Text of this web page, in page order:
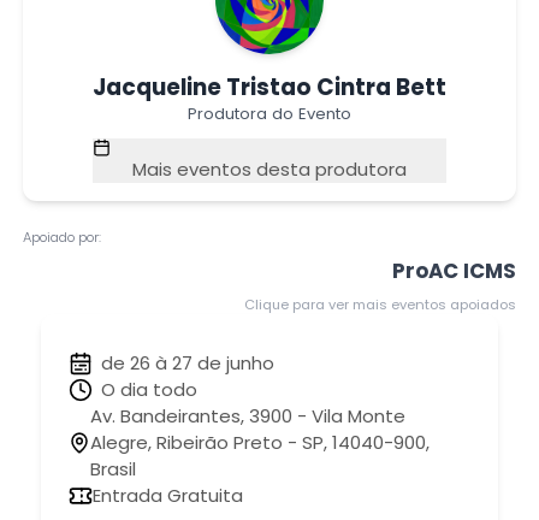
Jacqueline Tristao Cintra Bett
Produtora do Evento
Mais eventos desta produtora
Apoiado por:
ProAC ICMS
Clique para ver mais eventos apoiados
de 26 à 27 de junho
O dia todo
Av. Bandeirantes, 3900 - Vila Monte
Alegre, Ribeirão Preto - SP, 14040-900,
Brasil
Entrada Gratuita